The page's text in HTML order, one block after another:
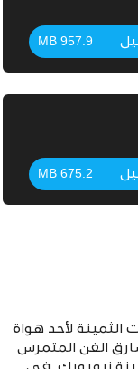
957.9 MB
675.2 MB
لأحد هواة
الفن المتمرس